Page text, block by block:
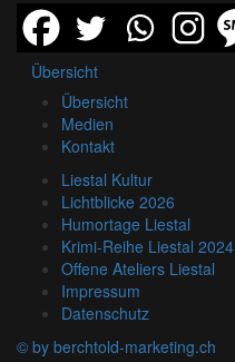
Übersicht
Übersicht
Medien
Kontakt
Liestal Kultur
Lichtblicke 2026
Humortage Liestal
Krimi-Reihe Liestal 2024
Offene Ateliers Liestal
Impressum
Datenschutz
© by berchtold-marketing.ch